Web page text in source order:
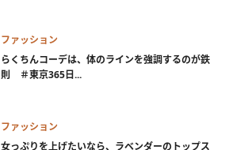
ファッション
らくちんコーデは、体のラインを強調するのが鉄
則 ＃東京365日...
ファッション
女っぷりを上げたいなら、ラベンダーのトップス